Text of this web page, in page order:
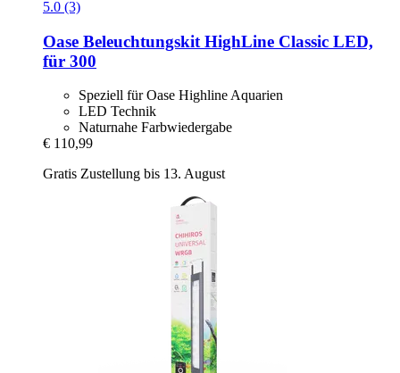
5.0 (3)
Oase Beleuchtungskit HighLine Classic LED,
für 300
Speziell für Oase Highline Aquarien
LED Technik
Naturnahe Farbwiedergabe
€ 110,99
Gratis Zustellung bis 13. August